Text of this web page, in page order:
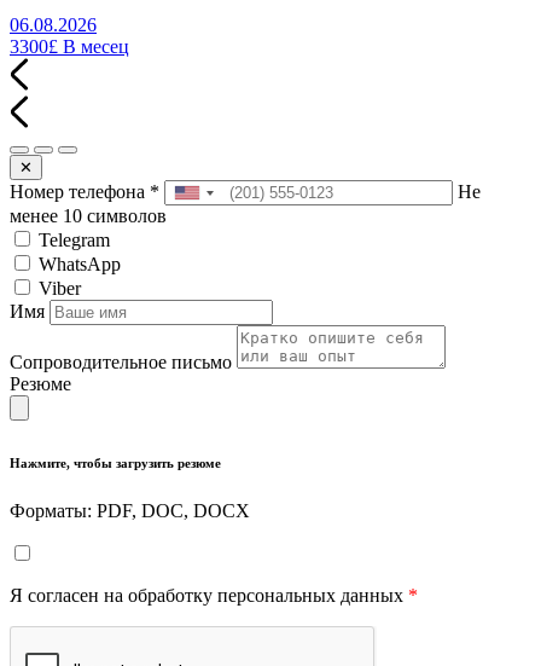
06.08.2026
3300£ В месец
✕
Номер телефона *
Не
менее 10 символов
Telegram
WhatsApp
Viber
Имя
Сопроводительное письмо
Резюме
Нажмите, чтобы загрузить резюме
Форматы: PDF, DOC, DOCX
Я согласен на обработку персональных данных *